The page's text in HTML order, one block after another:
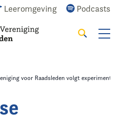
Leeromgeving Podcasts
Zoeken
voor Raadsleden volgt experiment